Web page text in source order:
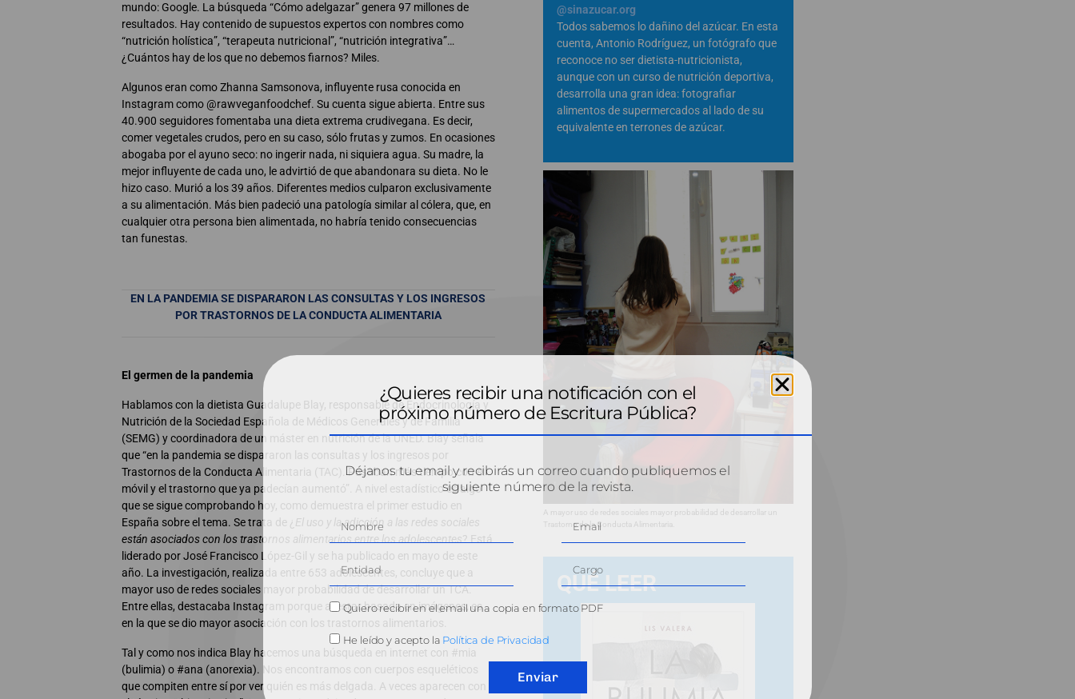
mundo: Google. La búsqueda “Cómo adelgazar” genera 97 millones de
resultados. Hay contenido de supuestos expertos con nombres como
“nutrición holística”, “terapeuta nutricional”, “nutrición integrativa”…
¿Cuántos hay de los que no debemos fiarnos? Miles.
Algunos eran como Zhanna Samsonova, influyente rusa conocida en
Instagram como @rawveganfoodchef. Su cuenta sigue abierta. Entre sus
40.900 seguidores fomentaba una dieta extrema crudivegana. Es decir,
comer vegetales crudos, pero en su caso, sólo frutas y zumos. En ocasiones
abogaba por el ayuno seco: no ingerir nada, ni siquiera agua. Su madre, la
mejor influyente de cada uno, le advirtió de que abandonara su dieta. No le
hizo caso. Murió a los 39 años. Diferentes medios culparon exclusivamente
a su alimentación. Más bien padeció una patología similar al cólera, que, en
cualquier otra persona bien alimentada, no habría tenido consecuencias
tan funestas.
EN LA PANDEMIA SE DISPARARON LAS CONSULTAS Y LOS INGRESOS
POR TRASTORNOS DE LA CONDUCTA ALIMENTARIA
El germen de la pandemia
Hablamos con la dietista Guadalupe Blay, responsable de Endocrinología y
Nutrición de la Sociedad Española de Médicos Generales y de Familia
(SEMG) y coordinadora de un máster en nutrición de la UNED. Blay señala
que “en la pandemia se dispararon las consultas y los ingresos por
Trastornos de la Conducta Alimentaria (TAC). Pasaban más tiempo con el
móvil y el trastorno que ya padecían aumentó”. A nivel estadístico es algo
que se sigue comprobando hoy, como demuestra el primer estudio en
España sobre el tema. Se trata de ¿ El uso y la adicción a las redes sociales
están asociados con los trastornos alimentarios entre los adolescentes? Está
liderado por José Francisco López-Gil y se ha publicado en mayo de este
año. La investigación, realizada entre 653 adolescentes, concluye que a
mayor uso de redes sociales mayor probabilidad de desarrollar un TCA.
Entre ellas, destacaba Instagram porque al estar basada en imágenes, es
en la que se dio mayor asociación con los trastornos alimentarios.
Tal y como nos indica Blay hacemos una búsqueda en internet con #mia
(bulimia) o #ana (anorexia). Nos encontramos con cuerpos esqueléticos
que compiten entre sí por ver quién es más delgada. A veces aparecen con
@sinazucar.org
Todos sabemos lo dañino del azúcar. En esta
cuenta, Antonio Rodríguez, un fotógrafo que
reconoce no ser dietista-nutricionista,
aunque con un curso de nutrición deportiva,
desarrolla una gran idea: fotografiar
alimentos de supermercados al lado de su
equivalente en terrones de azúcar.
A mayor uso de redes sociales mayor probabilidad de desarrollar un
Trastorno de la Conducta Alimentaria.
QUÉ LEER
¿Quieres recibir una notificación con el
próximo número de Escritura Pública?
Déjanos tu email y recibirás un correo cuando publiquemos el
siguiente número de la revista.
Quiero recibir en el email una copia en formato PDF
He leído y acepto la Política de Privacidad
Enviar